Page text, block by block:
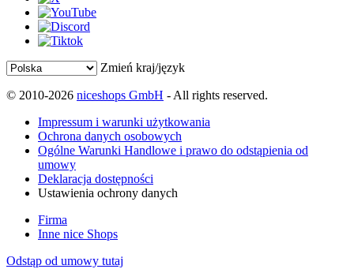
Zmień kraj/język
© 2010-2026 niceshops GmbH - All rights reserved.
Impressum i warunki użytkowania
Ochrona danych osobowych
Ogólne Warunki Handlowe i prawo do odstąpienia od
umowy
Deklaracja dostępności
Ustawienia ochrony danych
Firma
Inne nice Shops
Odstąp od umowy tutaj